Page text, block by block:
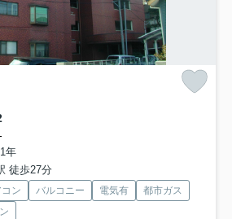
年
徒歩27分
ン バルコニー 電気有
都市ガス